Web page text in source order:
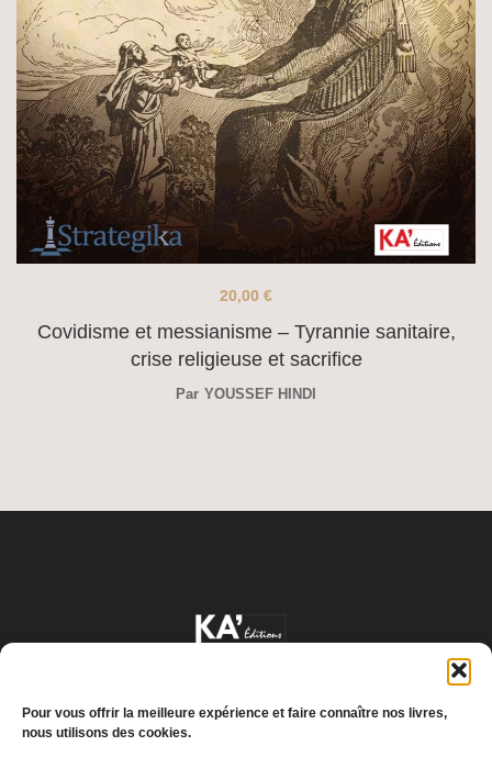
Pour vous offrir la meilleure expérience et faire connaître nos livres,
nous utilisons des cookies.
Covidisme et messianisme – Tyrannie sanitaire,
crise religieuse et sacrifice
20,00 €
Par YOUSSEF HINDI